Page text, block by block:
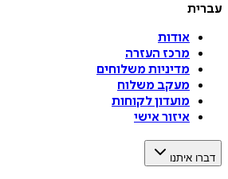
עברית
אודות
מרכז העזרה
מדיניות משלוחים
מעקב משלוח
מועדון לקוחות
איזור אישי
דברו איתנו